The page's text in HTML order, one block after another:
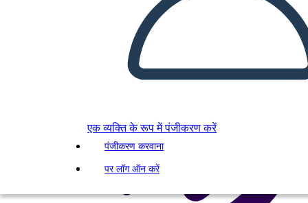
एक व्यक्ति के रूप में पंजीकरण करें
पंजीकरण करवाना
पर लॉग ऑन करें